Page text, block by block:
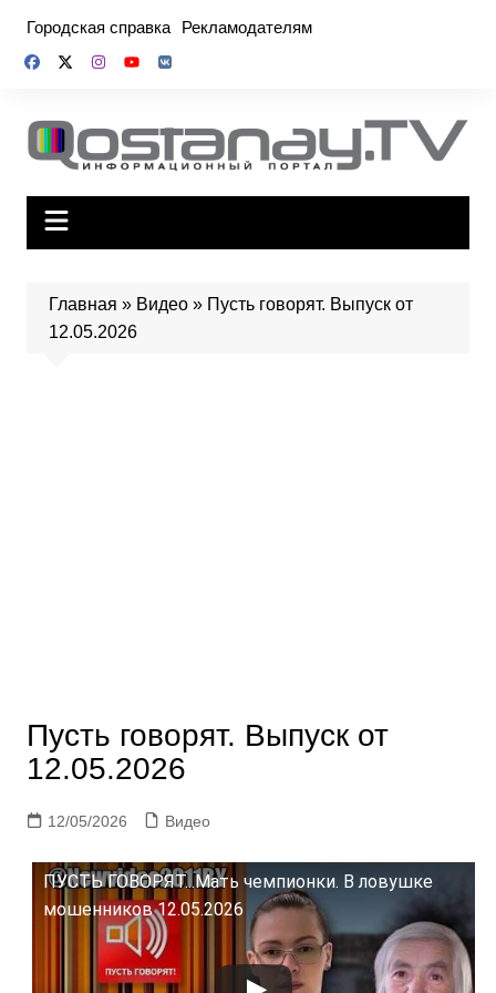
содержимому
Городская справка Рекламодателям
Главная » Видео» Пусть говорят. Выпуск от
12.05.2026
Пусть говорят. Выпуск от
12.05.2026
12/05/2026 Видео
ПУСТЬ ГОВОРЯТ...Мать чемпионки. В ловушке
мошенников 12.05.2026